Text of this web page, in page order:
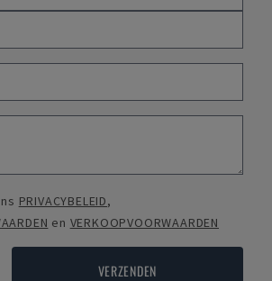
PRIVACYBELEID,
en VERKOOPVOORWAARDEN
VERZENDEN